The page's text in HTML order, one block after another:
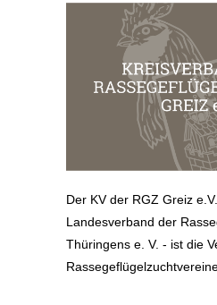
Der KV der RGZ Greiz
Landesverband der
Thüringens e. V. - ist die